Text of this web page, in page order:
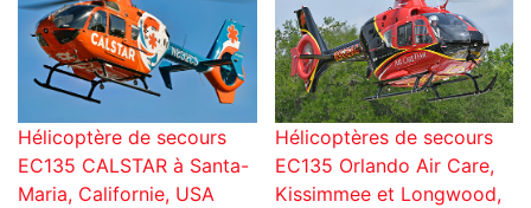
Hélicoptère de secours
EC135 CALSTAR à Santa-
Maria, Californie, USA
Hélicoptères de secours
EC135 Orlando Air Care,
Kissimmee et Longwood,